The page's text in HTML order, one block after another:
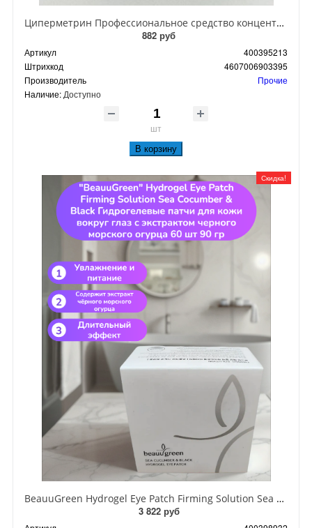
Циперметрин Профессиональное средство концентрат эмульсии 25% для уничтожения тараканов, мух,комаров, блох, клопов, муравьев, ос 50 мл
882 руб
Артикул
400395213
Штрихкод
4607006903395
Производитель
Прочие
Наличие: Доступно
шт
В корзину
Скидка!
BeauuGreen Hydrogel Eye Patch Firming Solution Sea Cocumber & Black Гидрогелевые патчи для кожи вокруг глаз с экстрактом черного морского огурца 60 шт 90 гр
3 822 руб